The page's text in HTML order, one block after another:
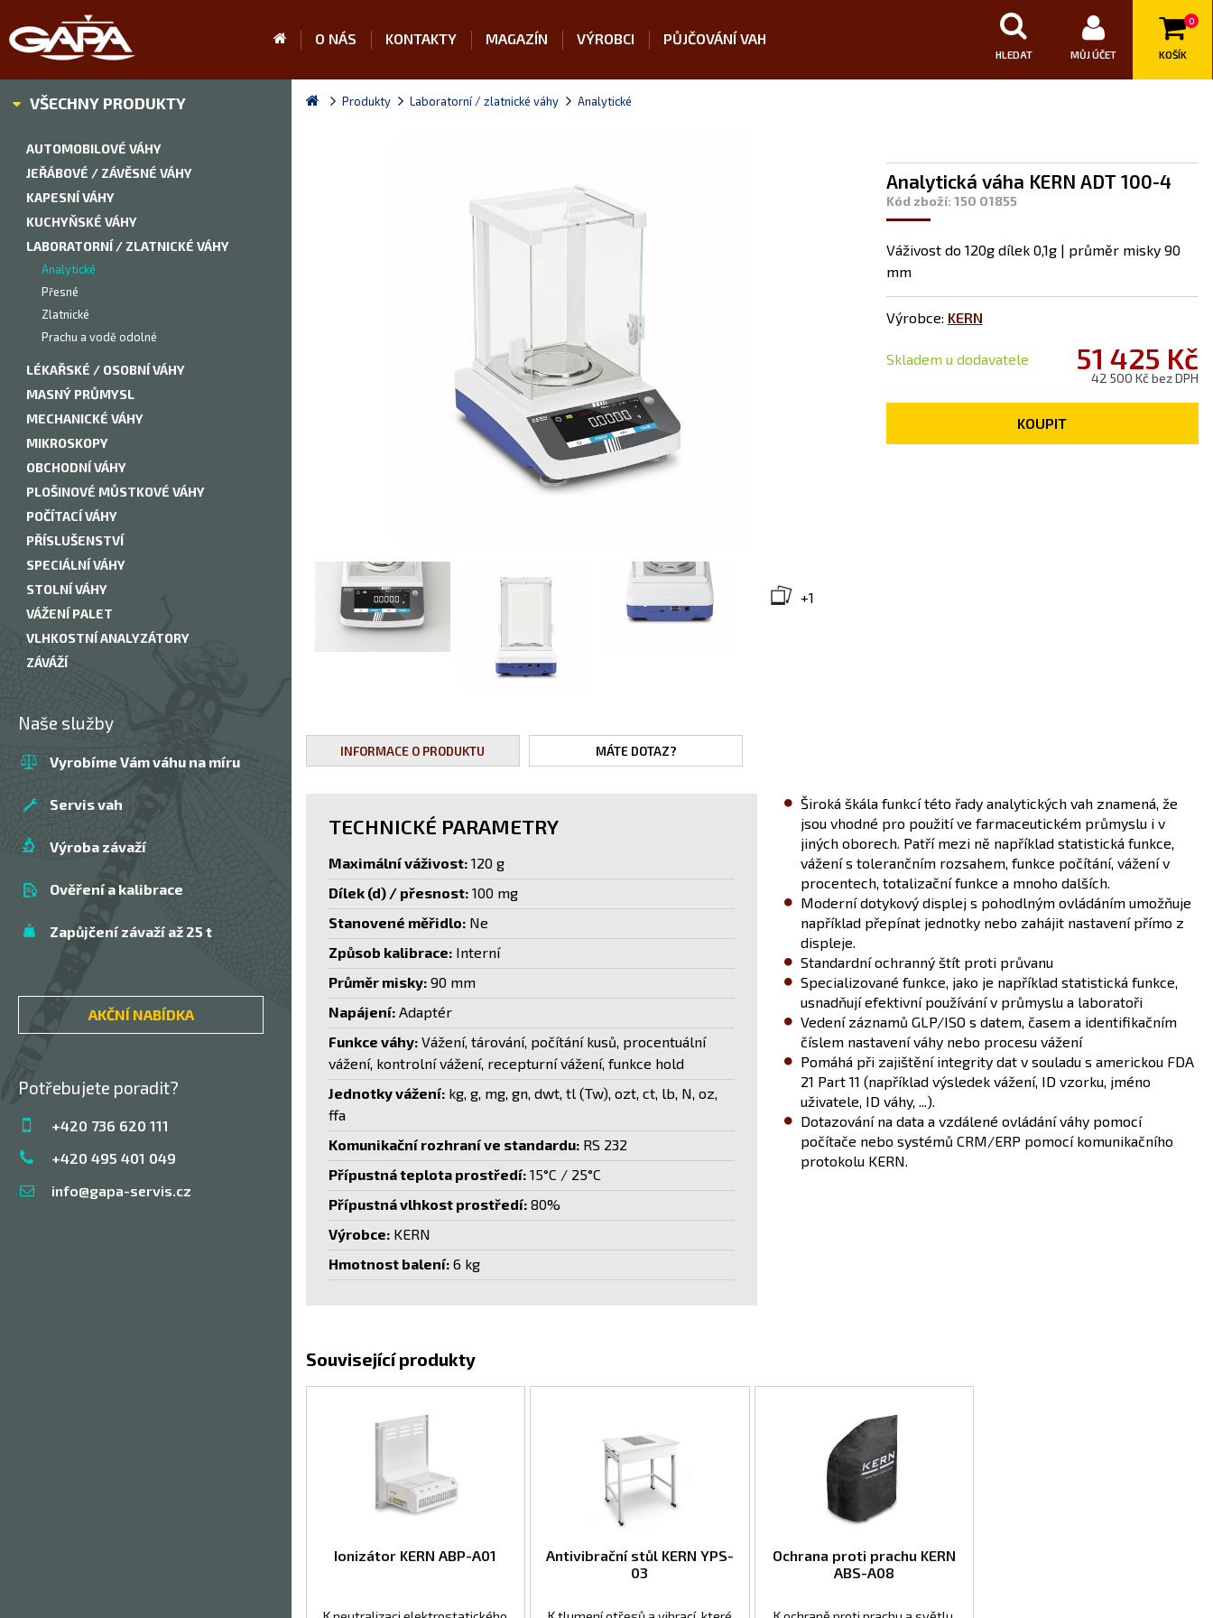
O NÁS KONTAKTY MAGAZÍN VÝROBCI PŮJČOVÁNÍ VAH
HLEDAT MŮJ ÚČET
0
KOŠÍK
VŠECHNY PRODUKTY
AUTOMOBILOVÉ VÁHY
JEŘÁBOVÉ / ZÁVĚSNÉ VÁHY
KAPESNÍ VÁHY
KUCHYŇSKÉ VÁHY
LABORATORNÍ / ZLATNICKÉ VÁHY
Analytické
Přesné
Zlatnické
Prachu a vodě odolné
LÉKAŘSKÉ / OSOBNÍ VÁHY
MASNÝ PRŮMYSL
MECHANICKÉ VÁHY
MIKROSKOPY
OBCHODNÍ VÁHY
PLOŠINOVÉ MŮSTKOVÉ VÁHY
POČÍTACÍ VÁHY
PŘÍSLUŠENSTVÍ
SPECIÁLNÍ VÁHY
STOLNÍ VÁHY
VÁŽENÍ PALET
VLHKOSTNÍ ANALYZÁTORY
ZÁVÁŽÍ
Naše služby
Vyrobíme Vám váhu na míru
Servis vah
Výroba závaží
Ověření a kalibrace
Zapůjčení závaží až 25 t
AKČNÍ NABÍDKA
Potřebujete poradit?
+420 736 620 111
+420 495 401 049
info@gapa-servis.cz
Produkty Laboratorní / zlatnické váhy Analytické
Analytická váha KERN ADT 100-4
Kód zboží: 150 01855
Váživost do 120g dílek 0,1g | průměr misky 90
mm
Výrobce: KERN
Skladem u dodavatele 51 425 Kč
42 500 Kč bez DPH
KOUPIT
+1
INFORMACE O PRODUKTU MÁTE DOTAZ?
TECHNICKÉ PARAMETRY
Maximální váživost:120 g
Dílek (d) / přesnost:100 mg
Stanovené měřidlo:Ne
Způsob kalibrace:Interní
Průměr misky:90 mm
Napájení:Adaptér
Funkce váhy:Vážení, tárování, počítání kusů, procentuální
vážení, kontrolní vážení, recepturní vážení, funkce hold
Jednotky vážení:kg, g, mg, gn, dwt, tl (Tw), ozt, ct, lb, N, oz,
ffa
Komunikační rozhraní ve standardu:RS 232
Přípustná teplota prostředí:15°C / 25°C
Přípustná vlhkost prostředí:80%
Výrobce:KERN
Hmotnost balení:6 kg
Široká škála funkcí této řady analytických vah znamená, že
jsou vhodné pro použití ve farmaceutickém průmyslu i v
jiných oborech. Patří mezi ně například statistická funkce,
vážení s tolerančním rozsahem, funkce počítání, vážení v
procentech, totalizační funkce a mnoho dalších.
Moderní dotykový displej s pohodlným ovládáním umožňuje
například přepínat jednotky nebo zahájit nastavení přímo z
displeje.
Standardní ochranný štít proti průvanu
Specializované funkce, jako je například statistická funkce,
usnadňují efektivní používání v průmyslu a laboratoři
Vedení záznamů GLP/ISO s datem, časem a identifikačním
číslem nastavení váhy nebo procesu vážení
Pomáhá při zajištění integrity dat v souladu s americkou FDA
21 Part 11 (například výsledek vážení, ID vzorku, jméno
uživatele, ID váhy, ...).
Dotazování na data a vzdálené ovládání váhy pomocí
počítače nebo systémů CRM/ERP pomocí komunikačního
protokolu KERN.
Související produkty
Ionizátor KERN ABP-A01
Antivibrační stůl KERN YPS-
03
Ochrana proti prachu KERN
ABS-A08